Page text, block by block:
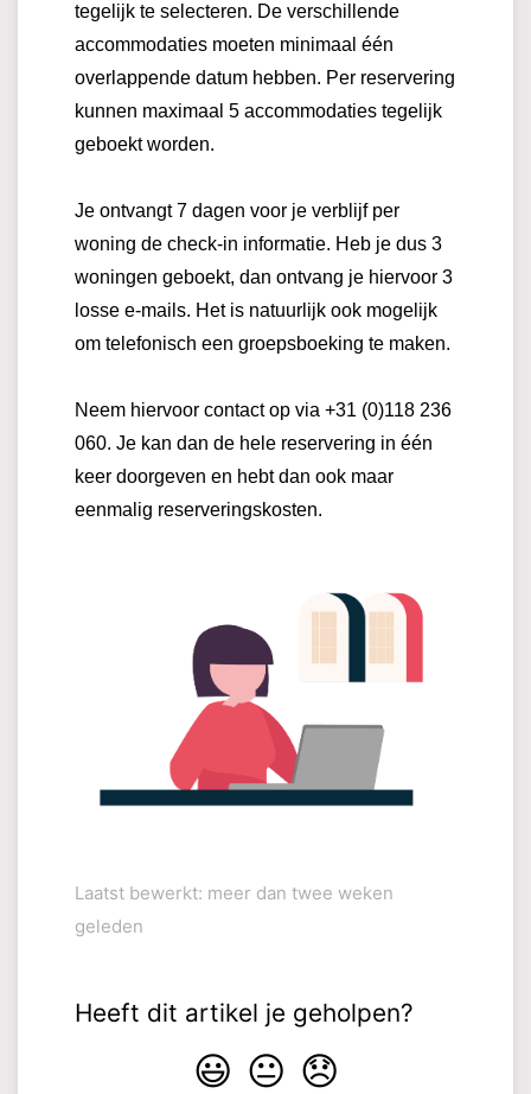
tegelijk te selecteren. De verschillende
accommodaties moeten minimaal één
overlappende datum hebben. Per reservering
kunnen maximaal 5 accommodaties tegelijk
geboekt worden.
Je ontvangt 7 dagen voor je verblijf per
woning de check-in informatie. Heb je dus 3
woningen geboekt, dan ontvang je hiervoor 3
losse e-mails. Het is natuurlijk ook mogelijk
om telefonisch een groepsboeking te maken.
Neem hiervoor contact op via +31 (0)118 236
060. Je kan dan de hele reservering in één
keer doorgeven en hebt dan ook maar
eenmalig reserveringskosten.
Laatst bewerkt: meer dan twee weken
geleden
Heeft dit artikel je geholpen?
😃 😐 😞